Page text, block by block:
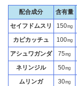
配合成分 含有量
セイフドムスリ
150㎎
カピカッチュ
100㎎
アシュワガンダ
75㎎
ネリンジル
50㎎
ムリンガ
30㎎